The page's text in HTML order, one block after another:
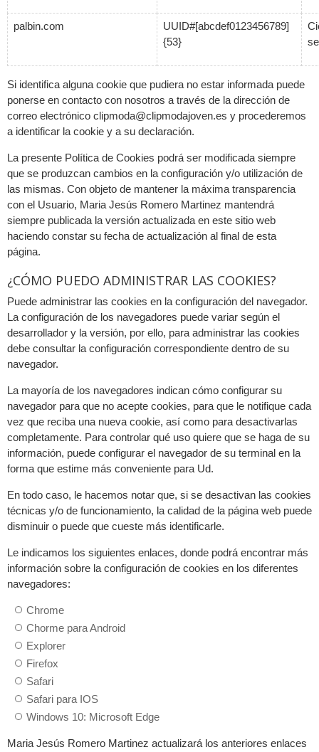
palbin.com
UUID#[abcdef0123456789]
{53}
Si identifica alguna cookie que pudiera no estar informada puede
ponerse en contacto con nosotros a través de la dirección de
correo electrónico clipmoda@clipmodajoven.es y procederemos
a identificar la cookie y a su declaración.
La presente Política de Cookies podrá ser modificada siempre
que se produzcan cambios en la configuración y/o utilización de
las mismas. Con objeto de mantener la máxima transparencia
con el Usuario, Maria Jesús Romero Martinez mantendrá
siempre publicada la versión actualizada en este sitio web
haciendo constar su fecha de actualización al final de esta
página.
¿CÓMO PUEDO ADMINISTRAR LAS COOKIES?
Puede administrar las cookies en la configuración del navegador.
La configuración de los navegadores puede variar según el
desarrollador y la versión, por ello, para administrar las cookies
debe consultar la configuración correspondiente dentro de su
navegador.
La mayoría de los navegadores indican cómo configurar su
navegador para que no acepte cookies, para que le notifique cada
vez que reciba una nueva cookie, así como para desactivarlas
completamente. Para controlar qué uso quiere que se haga de su
información, puede configurar el navegador de su terminal en la
forma que estime más conveniente para Ud.
En todo caso, le hacemos notar que, si se desactivan las cookies
técnicas y/o de funcionamiento, la calidad de la página web puede
disminuir o puede que cueste más identificarle.
Le indicamos los siguientes enlaces, donde podrá encontrar más
información sobre la configuración de cookies en los diferentes
navegadores:
Chrome
Chorme para Android
Explorer
Firefox
Safari
Safari para IOS
Windows 10: Microsoft Edge
Maria Jesús Romero Martinez actualizará los anteriores enlaces